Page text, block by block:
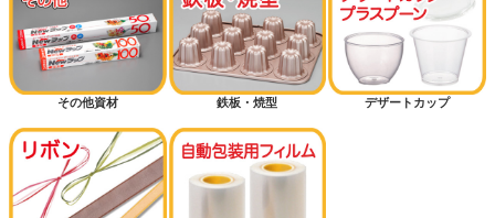
その他資材 鉄板・焼型 デザートカップ